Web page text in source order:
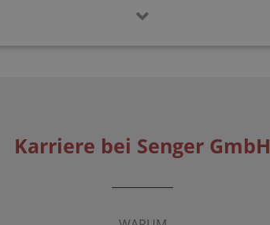
Karriere bei Senger GmbH